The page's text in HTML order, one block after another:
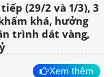
(29/2 và 1/3), 3
khá, hưởng
trình dát vàng,
Xem thêm